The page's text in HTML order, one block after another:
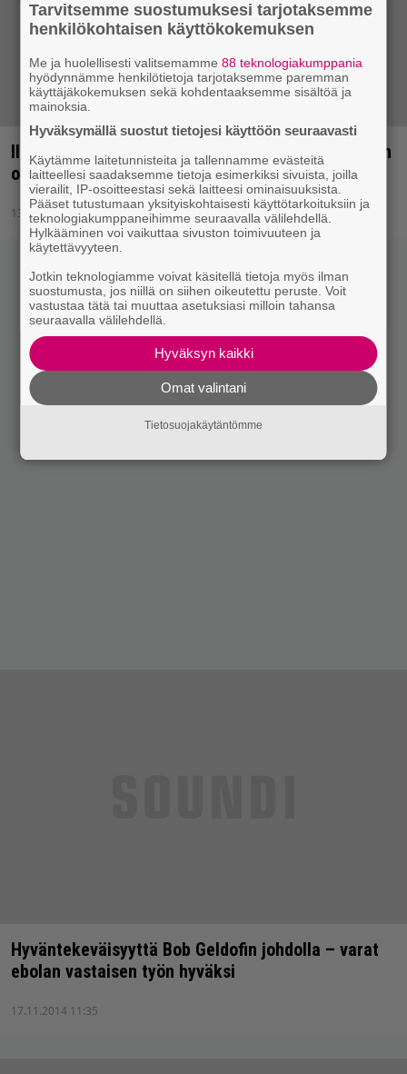
Ilosaarirock 2015: Damian Marley, Sólstafir ja Sunn
o))) Joensuuhun
13.2.2015 09:18
Hyväntekeväisyyttä Bob Geldofin johdolla – varat
ebolan vastaisen työn hyväksi
17.11.2014 11:35
Tarvitsemme suostumuksesi tarjotaksemme
henkilökohtaisen käyttökokemuksen
Me ja huolellisesti valitsemamme88 teknologiakumppania
hyödynnämme henkilötietoja tarjotaksemme paremman
käyttäjäkokemuksen sekä kohdentaaksemme sisältöä ja
mainoksia.
Hyväksymällä suostut tietojesi käyttöön seuraavasti
Käytämme laitetunnisteita ja tallennamme evästeitä
laitteellesi saadaksemme tietoja esimerkiksi sivuista, joilla
vierailit, IP-osoitteestasi sekä laitteesi ominaisuuksista.
Pääset tutustumaan yksityiskohtaisesti käyttötarkoituksiin ja
teknologiakumppaneihimme seuraavalla välilehdellä.
Hylkääminen voi vaikuttaa sivuston toimivuuteen ja
käytettävyyteen.
Jotkin teknologiamme voivat käsitellä tietoja myös ilman
suostumusta, jos niillä on siihen oikeutettu peruste. Voit
vastustaa tätä tai muuttaa asetuksiasi milloin tahansa
seuraavalla välilehdellä.
Hyväksyn kaikki
Omat valintani
Tietosuojakäytäntömme